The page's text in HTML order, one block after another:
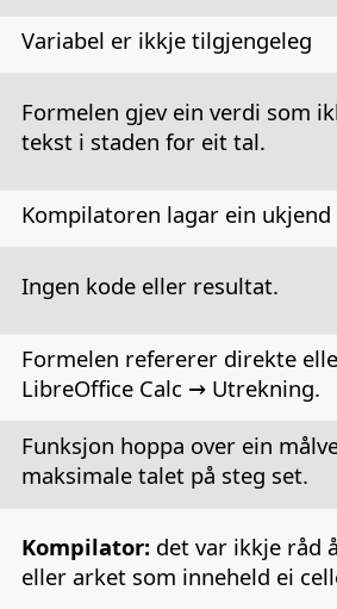
Variabel er ikkje tilgjengeleg
Formelen gjev ein verdi som
tekst i staden for eit tal.
Kompilatoren lagar ein
Ingen kode eller resultat.
Formelen refererer direkte
LibreOffice Calc → Utrekning.
Funksjon hoppa over ein
maksimale talet på steg set.
Kompilator:det var ikkje råd
eller arket som inneheld ei